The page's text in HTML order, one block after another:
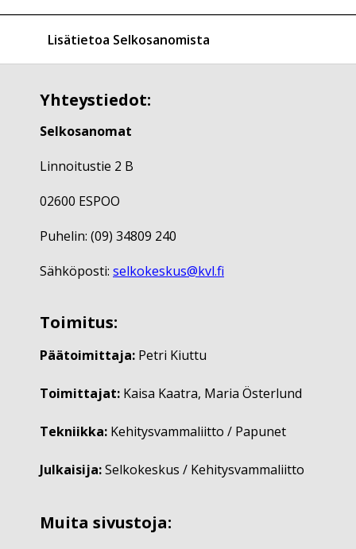
Lisätietoa Selkosanomista
Yhteystiedot:
Selkosanomat
Linnoitustie 2 B
02600 ESPOO
Puhelin: (09) 34809 240
Sähköposti: selkokeskus@kvl.fi
Toimitus:
Päätoimittaja: Petri Kiuttu
Toimittajat: Kaisa Kaatra, Maria Österlund
Tekniikka: Kehitysvammaliitto / Papunet
Julkaisija:Selkokeskus / Kehitysvammaliitto
Muita sivustoja: